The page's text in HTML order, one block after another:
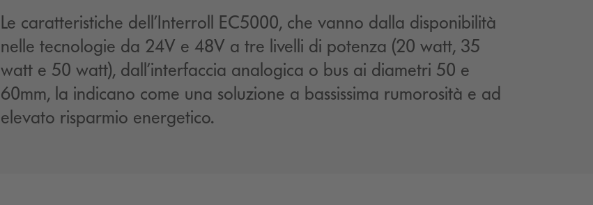
Le caratteristiche dell’Interroll EC5000, che vanno dalla disponibilità
nelle tecnologie da 24V e 48V a tre livelli di potenza (20 watt, 35
watt e 50 watt), dall’interfaccia analogica o bus ai diametri 50 e
60mm, la indicano come una soluzione a bassissima rumorosità e ad
elevato risparmio energetico.